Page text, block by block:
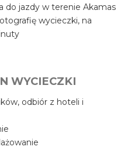
do jazdy w terenie Akamas
wycieczki, na
WYCIECZKI
odbiór z hoteli i